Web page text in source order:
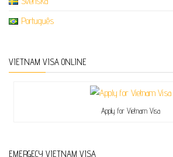
Português
VIETNAM VISA ONLINE
Apply for Vietnam Visa
EMERGECY VIETNAM VISA